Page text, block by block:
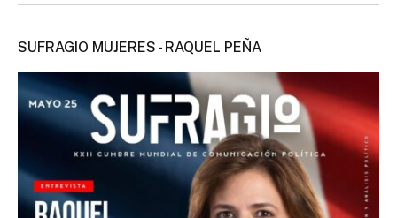
SUFRAGIO MUJERES - RAQUEL PEÑA